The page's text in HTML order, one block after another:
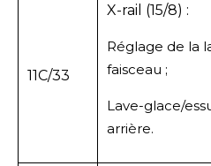
11C/33
X-rail (15/8) :
Réglage de la
faisceau ;
Lave-glace/
arrière.